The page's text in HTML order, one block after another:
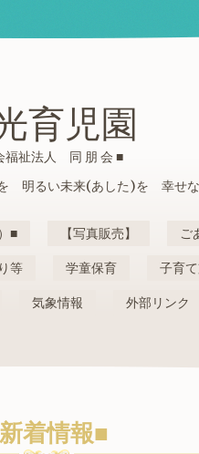
育児園
福祉法人 同 朋 会 ■
明るい未来(あした)を 幸せ
■ 【写真販売】 ご
等 学童保育 子育
気象情報 外部リンク
着情報■